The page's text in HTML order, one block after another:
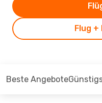
Flug +
Beste Angebote